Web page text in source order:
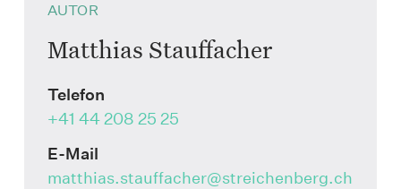
AUTOR
Matthias Stauffacher
Telefon
+41 44 208 25 25
E-Mail
matthias.stauffacher@streichenberg.ch